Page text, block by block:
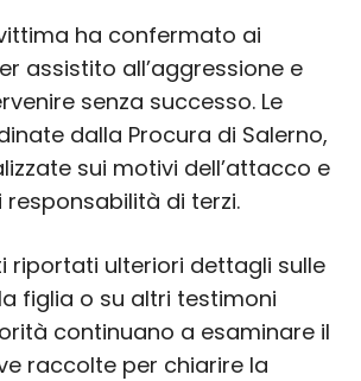
ha confermato ai
assistito all’aggressione e
senza successo. Le
dalla Procura di Salerno,
sui motivi dell’attacco e
responsabilità di terzi.
riportati ulteriori dettagli sulle
figlia o su altri testimoni
continuano a esaminare il
raccolte per chiarire la